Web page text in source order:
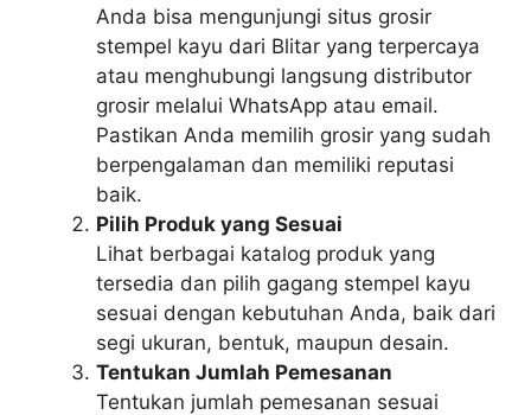
Anda bisa mengunjungi situs grosir
stempel kayu dari Blitar yang terpercaya
atau menghubungi langsung distributor
grosir melalui WhatsApp atau email.
Pastikan Anda memilih grosir yang sudah
berpengalaman dan memiliki reputasi
baik.
Pilih Produk yang Sesuai
Lihat berbagai katalog produk yang
tersedia dan pilih gagang stempel kayu
sesuai dengan kebutuhan Anda, baik dari
segi ukuran, bentuk, maupun desain.
Tentukan Jumlah Pemesanan
Tentukan jumlah pemesanan sesuai